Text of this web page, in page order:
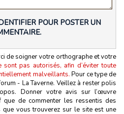
POUR POSTER UN
de soigner votre orthographe et votre
sont pas autorisés, afin d’éviter toute
malveillants. Pour ce type de
- La Taverne. Veillez à rester polis
Donner votre avis sur l’œuvre
que de commenter les ressentis des
que vous trouverez sur le site est une